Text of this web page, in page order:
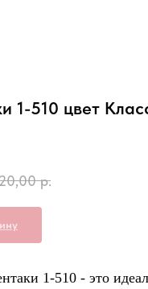
1-510 цвет
р.
1-510 - это